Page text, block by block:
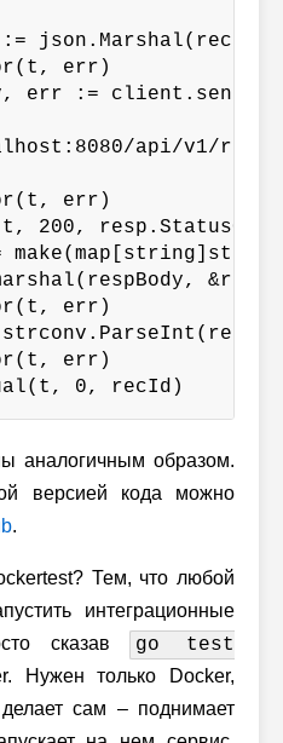
json.Marshal(record)
err)
err :=
api/v1/
err)
200,
err)
err)
0, recId)
аналогичным образом.
версией кода можно
.
Тем, что любой
интеграционные
сказав
go test
Нужен только Docker,
сам – поднимает